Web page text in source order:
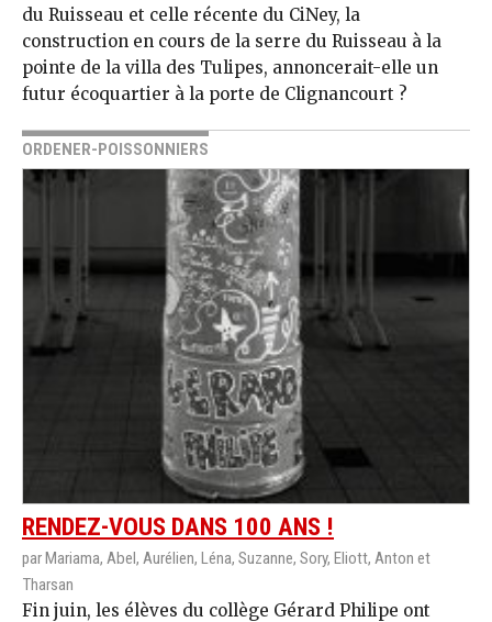
du Ruisseau et celle récente du CiNey, la
construction en cours de la serre du Ruisseau à la
pointe de la villa des Tulipes, annoncerait-elle un
futur écoquartier à la porte de Clignancourt ?
ORDENER-POISSONNIERS
RENDEZ-VOUS DANS 100 ANS !
par Mariama, Abel, Aurélien, Léna, Suzanne, Sory, Eliott, Anton et
Tharsan
Fin juin, les élèves du collège Gérard Philipe ont